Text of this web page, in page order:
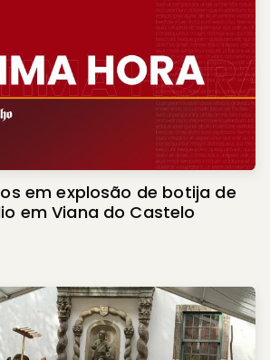
em explosão de botija de
em Viana do Castelo